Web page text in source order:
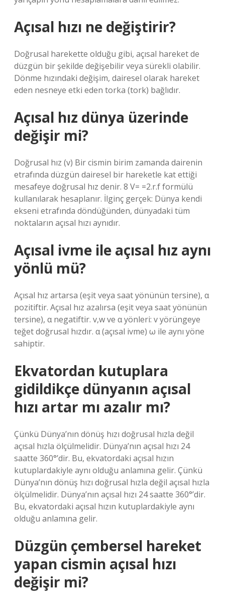
Açısal hızı ne değiştirir?
Doğrusal harekette olduğu gibi, açısal hareket de
düzgün bir şekilde değişebilir veya sürekli olabilir.
Dönme hızındaki değişim, dairesel olarak hareket
eden nesneye etki eden torka (tork) bağlıdır.
Açısal hız dünya üzerinde
değişir mi?
Doğrusal hız (v) Bir cismin birim zamanda dairenin
etrafında düzgün dairesel bir hareketle kat ettiği
mesafeye doğrusal hız denir. 8 V= =2.r.f formülü
kullanılarak hesaplanır. İlginç gerçek: Dünya kendi
ekseni etrafında döndüğünden, dünyadaki tüm
noktaların açısal hızı aynıdır.
Açısal ivme ile açısal hız aynı
yönlü mü?
Açısal hız artarsa ​​(eşit veya saat yönünün tersine), α
pozitiftir. Açısal hız azalırsa (eşit veya saat yönünün
tersine), α negatiftir. v,w ve α yönleri: v yörüngeye
teğet doğrusal hızdır. α (açısal ivme) ω ile aynı yöne
sahiptir.
Ekvatordan kutuplara
gidildikçe dünyanın açısal
hızı artar mı azalır mı?
Çünkü Dünya’nın dönüş hızı doğrusal hızla değil
açısal hızla ölçülmelidir. Dünya’nın açısal hızı 24
saatte 360°’dir. Bu, ekvatordaki açısal hızın
kutuplardakiyle aynı olduğu anlamına gelir. Çünkü
Dünya’nın dönüş hızı doğrusal hızla değil açısal hızla
ölçülmelidir. Dünya’nın açısal hızı 24 saatte 360°’dir.
Bu, ekvatordaki açısal hızın kutuplardakiyle aynı
olduğu anlamına gelir.
Düzgün çembersel hareket
yapan cismin açısal hızı
değişir mi?